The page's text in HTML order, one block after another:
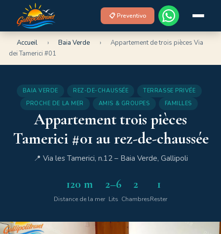
📋 Preventivo
Accueil › Baia Verde ›
Appartement de trois pièces Via
dei Tamerici #01
BAIA VERDE REZ-DE-CHAUSSÉE
TERRASSE PRIVÉE
PROCHE DE LA MER
AMIS & GROUPES FAMILLES
Appartement trois pièces
Tamerici #01 au rez-de-chaussée
📍 Via les Tamerici, n.12 – Baia Verde, Gallipoli
120 m
Distance de la mer
2–6
Lits
2
Chambres
1
Rester